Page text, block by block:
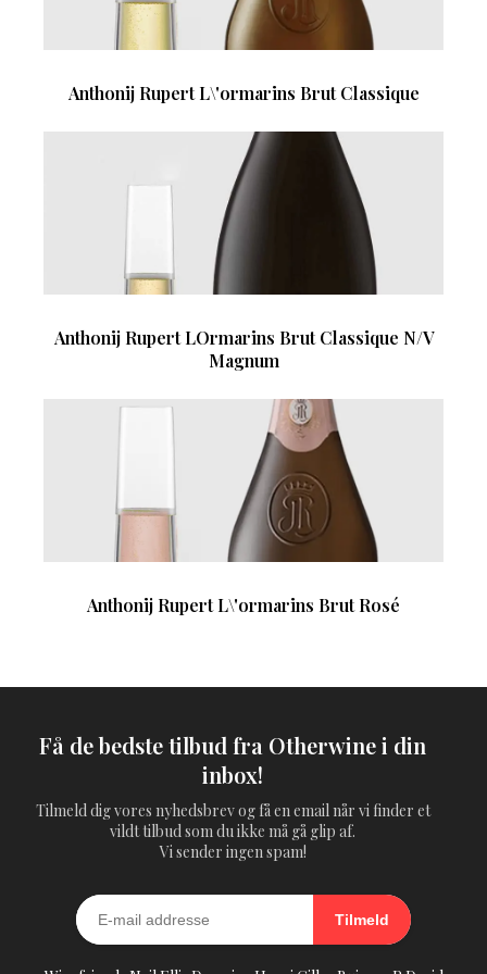
Anthonij Rupert L\'ormarins Brut Classique
Anthonij Rupert LOrmarins Brut Classique N/V
Magnum
Anthonij Rupert L\'ormarins Brut Rosé
Få de bedste tilbud fra Otherwine i din
inbox!
Tilmeld dig vores nyhedsbrev og få en email når vi finder et
vildt tilbud som du ikke må gå glip af.
Vi sender ingen spam!
Tilmeld